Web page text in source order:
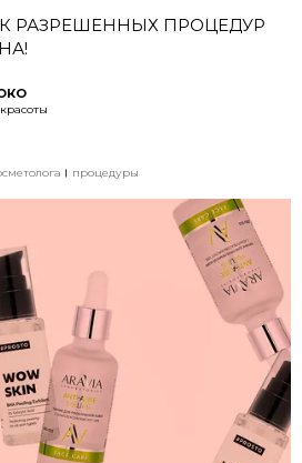
РАЗРЕШЕННЫХ ПРОЦЕДУР
процедуры